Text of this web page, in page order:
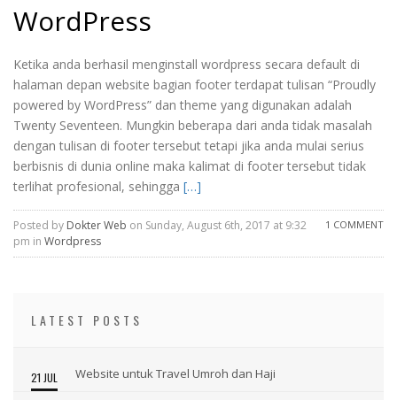
WordPress
Ketika anda berhasil menginstall wordpress secara default di
halaman depan website bagian footer terdapat tulisan “Proudly
powered by WordPress” dan theme yang digunakan adalah
Twenty Seventeen. Mungkin beberapa dari anda tidak masalah
dengan tulisan di footer tersebut tetapi jika anda mulai serius
berbisnis di dunia online maka kalimat di footer tersebut tidak
terlihat profesional, sehingga […]
1 COMMENT
Posted by Dokter Web on Sunday, August 6th, 2017 at 9:32
pm in Wordpress
LATEST POSTS
21 JUL Website untuk Travel Umroh dan Haji